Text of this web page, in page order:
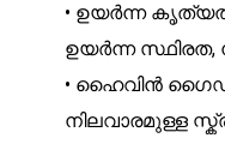
• ഉയർന്ന
ഉയർന്ന സ്ഥിരത,
• ഹൈവിൻ ഗൈഡ്
നിലവാരമുള്ള